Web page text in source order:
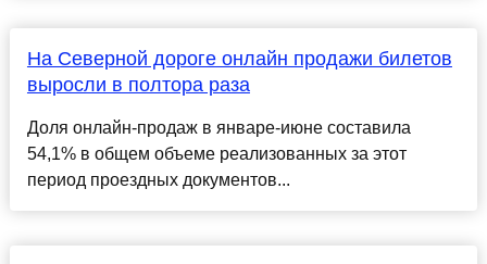
На Северной дороге онлайн продажи билетов
выросли в полтора раза
Доля онлайн-продаж в январе-июне составила
54,1% в общем объеме реализованных за этот
период проездных документов...